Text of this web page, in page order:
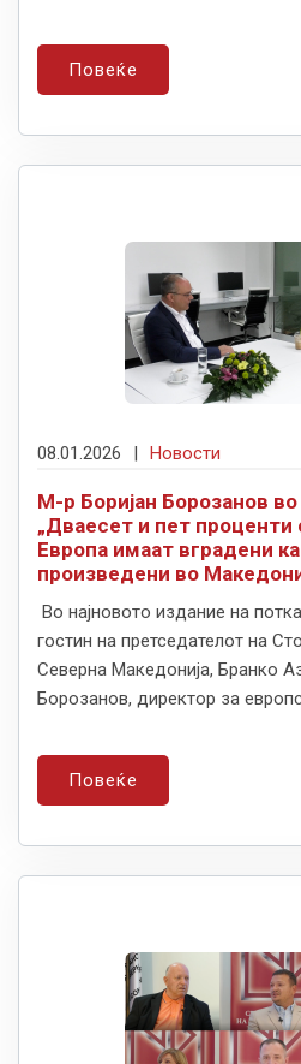
Повеќе
08.01.2026 | Новости
М-р Боријан Борозанов во
„Дваесет и пет проценти
Европа имаат вградени
произведени во
Во најновото издание на
гостин на претседателот на
Северна Македонија, Бранко
Борозанов, директор за
Повеќе